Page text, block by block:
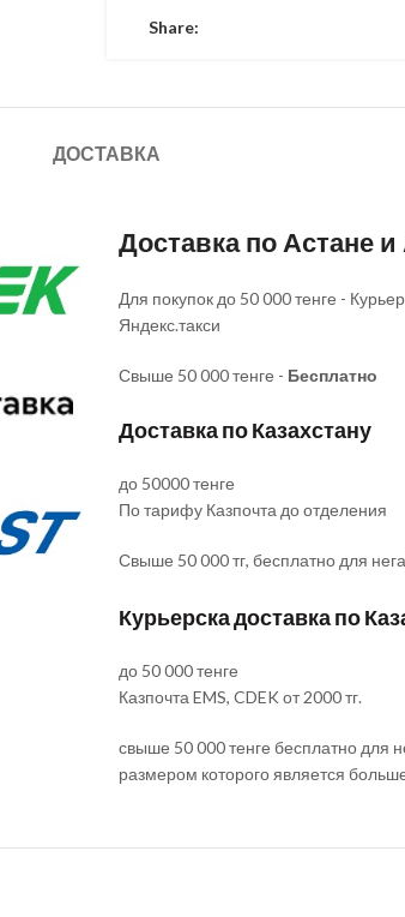
Share:
ДОСТАВКА
Доставка по Астане
Для покупок до 50 000 тенге -
Яндекс.такси
Свыше 50 000 тенге - Бесплатно
Доставка по Казахстану
до 50000 тенге
По тарифу Казпочта до отделения
Свыше 50 000 тг, бесплатно для
Курьерска доставка по
до 50 000 тенге
Казпочта EMS, CDEK от 2000 тг.
свыше 50 000 тенге бесплатно для
размером которого является